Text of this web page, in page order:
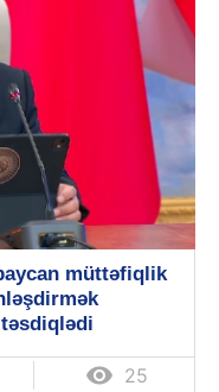
müttəfiqlik
 25